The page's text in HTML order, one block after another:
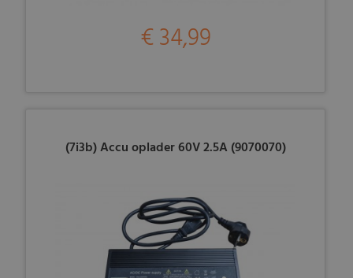
€ 34,99
(7i3b) Accu oplader 60V 2.5A (9070070)